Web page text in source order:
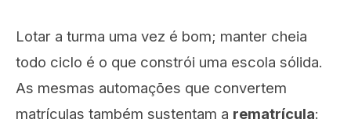
Lotar a turma uma vez é bom; manter cheia
todo ciclo é o que constrói uma escola sólida.
As mesmas automações que convertem
matrículas também sustentam a rematrícula: